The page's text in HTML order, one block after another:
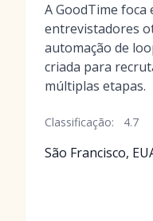
A GoodTime foca
entrevistadores
automação de
criada para
múltiplas etapas.
Classificação: 4.7
São Francisco,